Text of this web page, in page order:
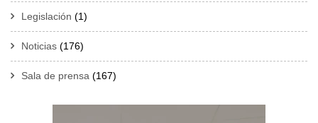
Legislación (1)
Noticias (176)
Sala de prensa (167)